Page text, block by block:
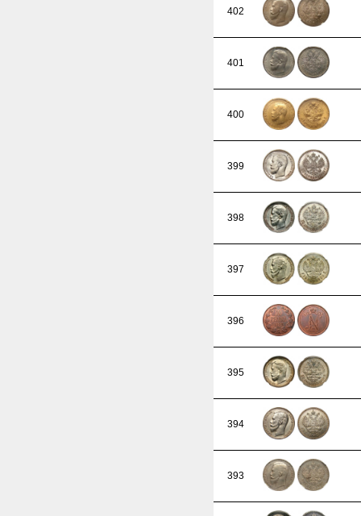
402
401
400
399
398
397
396
395
394
393